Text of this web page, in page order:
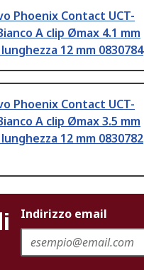
Phoenix Contact UCT-
A clip Ømax 4.1 mm
12 mm 0830784
Phoenix Contact UCT-
A clip Ømax 3.5 mm
12 mm 0830782
Indirizzo email